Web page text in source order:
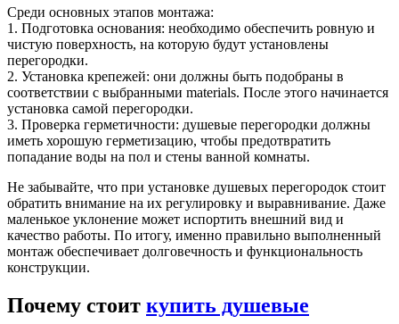
Среди основных этапов монтажа:
1. Подготовка основания: необходимо обеспечить ровную и
чистую поверхность, на которую будут установлены
перегородки.
2. Установка крепежей: они должны быть подобраны в
соответствии с выбранными materials. После этого начинается
установка самой перегородки.
3. Проверка герметичности: душевые перегородки должны
иметь хорошую герметизацию, чтобы предотвратить
попадание воды на пол и стены ванной комнаты.
Не забывайте, что при установке душевых перегородок стоит
обратить внимание на их регулировку и выравнивание. Даже
маленькое уклонение может испортить внешний вид и
качество работы. По итогу, именно правильно выполненный
монтаж обеспечивает долговечность и функциональность
конструкции.
Почему стоит купить душевые